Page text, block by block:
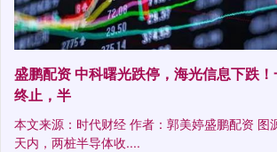
盛鹏配资 中科曙光跌停，海光信息下跌
终止，半
本文来源：时代财经 作者：郭美婷盛鹏配资 图
天内，两桩半导体收....